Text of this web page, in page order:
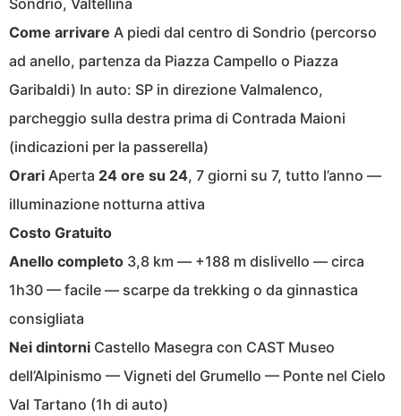
Sondrio, Valtellina
Come arrivare A piedi dal centro di Sondrio (percorso
ad anello, partenza da Piazza Campello o Piazza
Garibaldi) In auto: SP in direzione Valmalenco,
parcheggio sulla destra prima di Contrada Maioni
(indicazioni per la passerella)
Orari Aperta 24 ore su 24, 7 giorni su 7, tutto l’anno —
illuminazione notturna attiva
Costo Gratuito
Anello completo 3,8 km — +188 m dislivello — circa
1h30 — facile — scarpe da trekking o da ginnastica
consigliata
Nei dintorni Castello Masegra con CAST Museo
dell’Alpinismo — Vigneti del Grumello — Ponte nel Cielo
Val Tartano (1h di auto)